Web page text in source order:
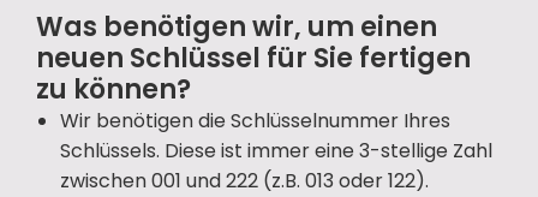
Was benötigen wir, um einen
neuen Schlüssel für Sie fertigen
zu können?
Wir benötigen die Schlüsselnummer Ihres
Schlüssels. Diese ist immer eine 3-stellige Zahl
zwischen 001 und 222 (z.B. 013 oder 122).